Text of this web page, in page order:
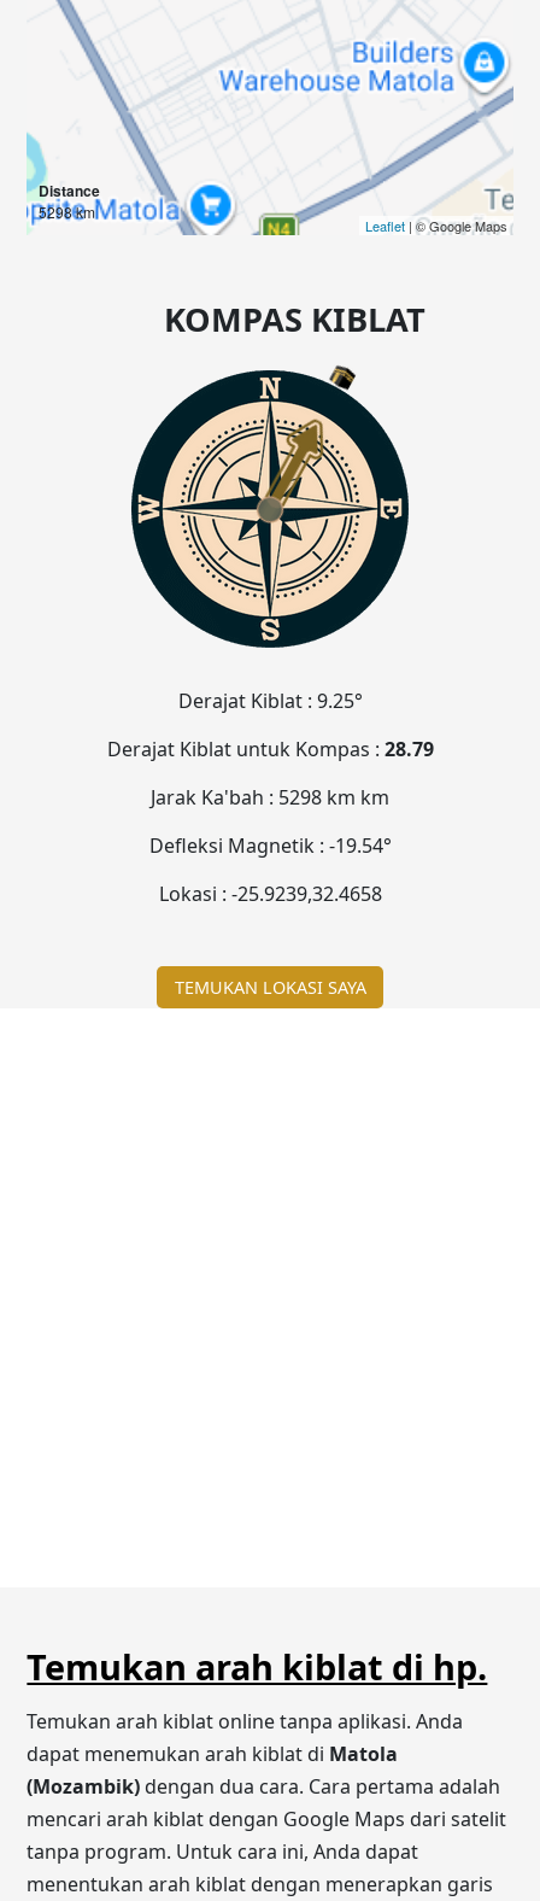
Distance
5298 km
Leaflet| © Google Maps
KOMPAS KIBLAT
Derajat Kiblat : 9.25°
Derajat Kiblat untuk Kompas : 28.79
Jarak Ka'bah : 5298 km km
Defleksi Magnetik : -19.54°
Lokasi : -25.9239,32.4658
TEMUKAN LOKASI SAYA
Temukan arah kiblat di hp.
Temukan arah kiblat online tanpa aplikasi. Anda
dapat menemukan arah kiblat di Matola
(Mozambik)dengan dua cara. Cara pertama adalah
mencari arah kiblat dengan Google Maps dari satelit
tanpa program. Untuk cara ini, Anda dapat
menentukan arah kiblat dengan menerapkan garis